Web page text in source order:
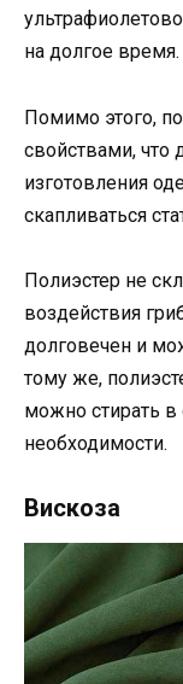
на долгое время.
Помимо этого,
свойствами, что
изготовления
скапливаться
Полиэстер не
воздействия
долговечен и
тому же,
можно стирать в
необходимости.
Вискоза